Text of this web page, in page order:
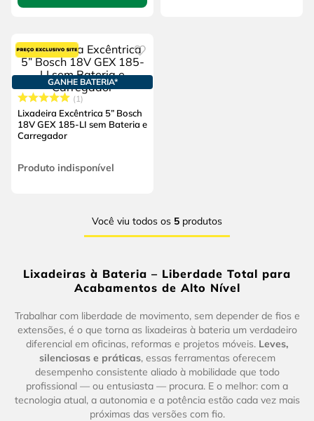
GANHE BATERIA*
1
Lixadeira Excêntrica 5” Bosch
18V GEX 185-LI sem Bateria e
Carregador
Produto indisponível
Você viu todos os 5 produtos
Lixadeiras à Bateria – Liberdade Total para
Acabamentos de Alto Nível
Trabalhar com liberdade de movimento, sem depender de fios e
extensões, é o que torna as lixadeiras à bateria um verdadeiro
diferencial em oficinas, reformas e projetos móveis. Leves,
silenciosas e práticas, essas ferramentas oferecem
desempenho consistente aliado à mobilidade que todo
profissional — ou entusiasta — procura. E o melhor: com a
tecnologia atual, a autonomia e a potência estão cada vez mais
próximas das versões com fio.